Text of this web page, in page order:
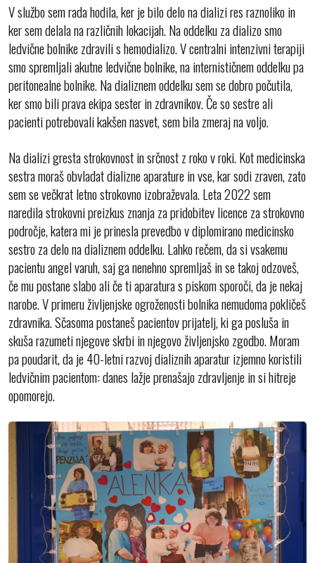
V službo sem rada hodila, ker je bilo delo na dializi res raznoliko in
ker sem delala na različnih lokacijah. Na oddelku za dializo smo
ledvične bolnike zdravili s hemodializo. V centralni intenzivni terapiji
smo spremljali akutne ledvične bolnike, na internističnem oddelku pa
peritonealne bolnike. Na dializnem oddelku sem se dobro počutila,
ker smo bili prava ekipa sester in zdravnikov. Če so sestre ali
pacienti potrebovali kakšen nasvet, sem bila zmeraj na voljo.
Na dializi gresta strokovnost in srčnost z roko v roki. Kot medicinska
sestra moraš obvladat dializne aparature in vse, kar sodi zraven, zato
sem se večkrat letno strokovno izobraževala. Leta 2022 sem
naredila strokovni preizkus znanja za pridobitev licence za strokovno
področje, katera mi je prinesla prevedbo v diplomirano medicinsko
sestro za delo na dializnem oddelku. Lahko rečem, da si vsakemu
pacientu angel varuh, saj ga nenehno spremljaš in se takoj odzoveš,
če mu postane slabo ali če ti aparatura s piskom sporoči, da je nekaj
narobe. V primeru življenjske ogroženosti bolnika nemudoma pokličeš
zdravnika. Sčasoma postaneš pacientov prijatelj, ki ga posluša in
skuša razumeti njegove skrbi in njegovo življenjsko zgodbo. Moram
pa poudarit, da je 40-letni razvoj dializnih aparatur izjemno koristili
ledvičnim pacientom: danes lažje prenašajo zdravljenje in si hitreje
opomorejo.